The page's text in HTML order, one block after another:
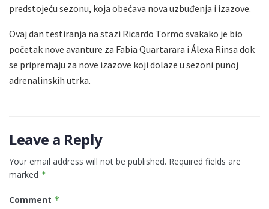
predstojeću sezonu, koja obećava nova uzbuđenja i izazove.
Ovaj dan testiranja na stazi Ricardo Tormo svakako je bio
početak nove avanture za Fabia Quartarara i Álexa Rinsa dok
se pripremaju za nove izazove koji dolaze u sezoni punoj
adrenalinskih utrka.
Leave a Reply
Your email address will not be published. Required fields are
marked *
Comment *